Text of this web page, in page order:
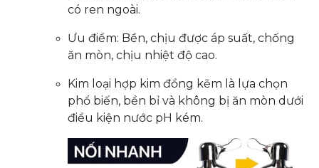
có ren ngoài.
Ưu điểm: Bền, chịu được áp suất, chống
ăn mòn, chịu nhiệt độ cao.
Kim loại hợp kim đồng kẽm là lựa chọn
phổ biến, bền bỉ và không bị ăn mòn dưới
điều kiện nước pH kém.